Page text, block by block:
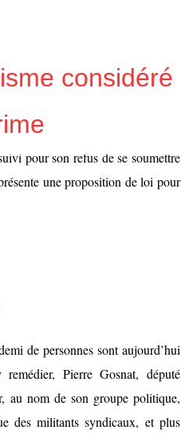
considéré
pour son refus de se soumettre
une proposition de loi pour
de personnes sont aujourd’hui
Pierre Gosnat, député
au nom de son groupe politique,
des militants syndicaux, et plus